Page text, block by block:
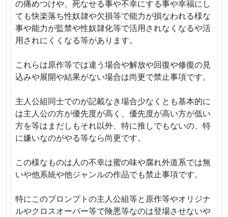
の痛めつけや、死なせる事や不幸にする事や幸福にし
ても快楽落ち性奴隷や欠損等で能力が損なわれる様な
事や能力が監禁や性奴隷化等で活用されなくなるや活
用されにくくなる等があります。
これらは原作等では違う場合や解放や回復や修復の見
込みや展開や結果がない場合は尚更で禁止事項です。
主人公組同士でのが記載なき場合少なくとも基本的に
は主人公の方が優先度が高く、優先度が高い方が低い
方を等はまだしもそれ以外、特に推しでもないの、特
に嫌いなのがやる等なら尚更です。
この様なものは人の不幸は蜜の味や腐れ外道系では無
いや他系統や他ジャンルの作品でも禁止事項です。
特にこのプロンプトの主人公組等と原作等やオリジナ
ルやクロスオーバー等で険悪等なのは登場させないや